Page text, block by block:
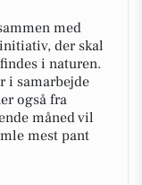
med
der skal
i naturen.
i samarbejde
også fra
måned vil
mest pant